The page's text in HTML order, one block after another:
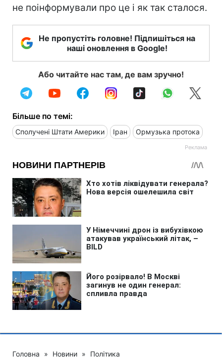
не поінформували про це і як так сталося.
Не пропустіть головне! Підпишіться на
наші оновлення в Google!
Або читайте нас там, де вам зручно!
Більше по темі:
Сполучені Штати Америки Іран Ормузька протока
Головна » Новини » Політика